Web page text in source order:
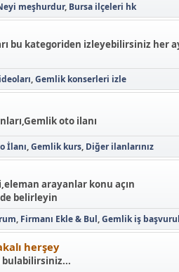
meşhurdur Bursa ilçeleri hk
bu kategoriden izleyebilirsiniz her
Gemlik konserleri izle
oto ilanı
İlanı Gemlik kurs Diğer ilanlarınız
arayanlar konu açın
belirleyin
Firmanı Ekle & Bul Gemlik iş
herşey